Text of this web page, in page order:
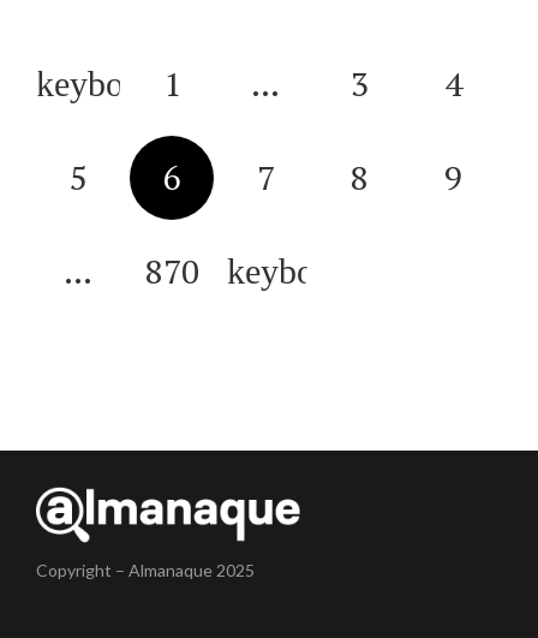
1 … 3 4
5 6 7 8 9
… 870
Copyright – Almanaque 2025